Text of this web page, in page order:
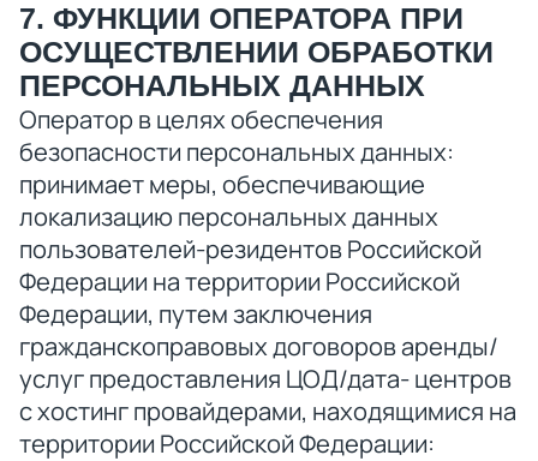
7. ФУНКЦИИ ОПЕРАТОРА ПРИ
ОСУЩЕСТВЛЕНИИ ОБРАБОТКИ
ПЕРСОНАЛЬНЫХ ДАННЫХ
Оператор в целях обеспечения
безопасности персональных данных:
принимает меры, обеспечивающие
локализацию персональных данных
пользователей-резидентов Российской
Федерации на территории Российской
Федерации, путем заключения
гражданскоправовых договоров аренды/
услуг предоставления ЦОД/дата- центров
с хостинг провайдерами, находящимися на
территории Российской Федерации: